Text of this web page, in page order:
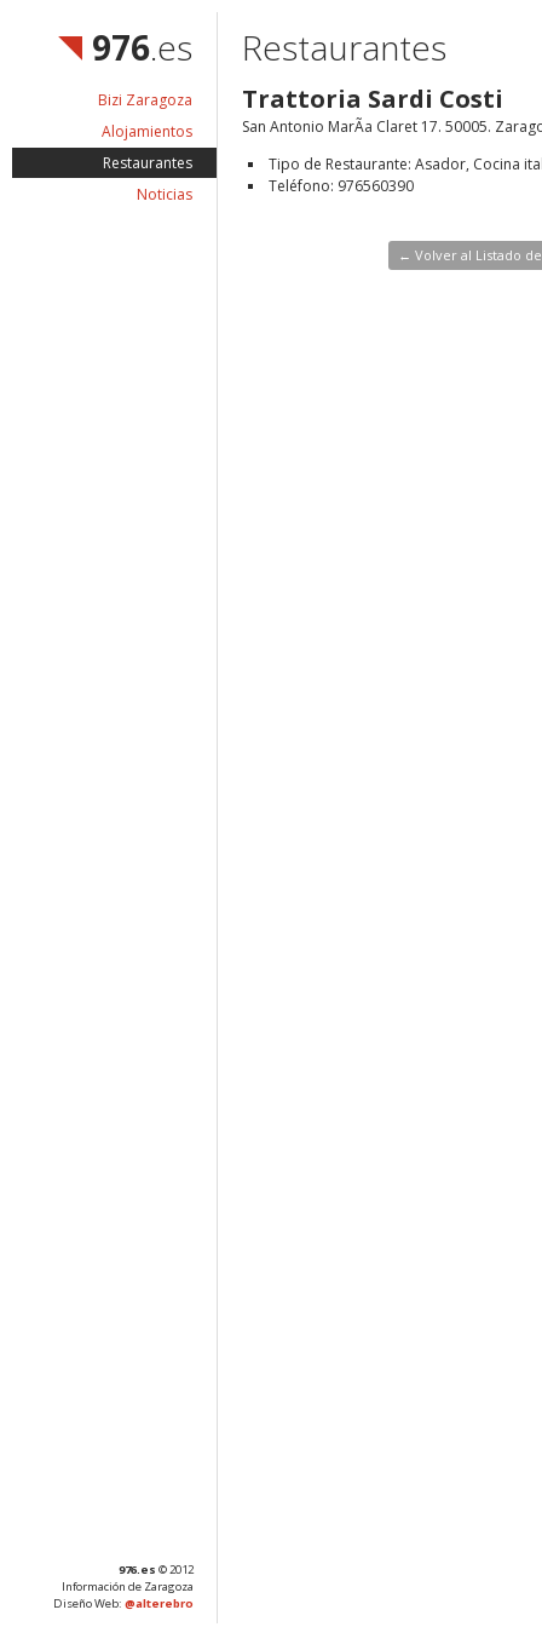
976.es
Bizi Zaragoza
Alojamientos
Restaurantes
Noticias
Restaurantes
Trattoria Sardi Costi
San Antonio MarÃ­a Claret 17. 50005.
Tipo de Restaurante: Asador, Cocina
Teléfono: 976560390
← Volver al Listado
976.es © 2012
Información de Zaragoza
Diseño Web: @alterebro